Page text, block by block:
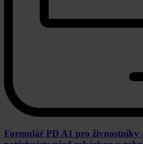
Formulář PD A1 pro živnostníky